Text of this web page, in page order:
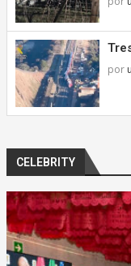
por
CELEBRITY